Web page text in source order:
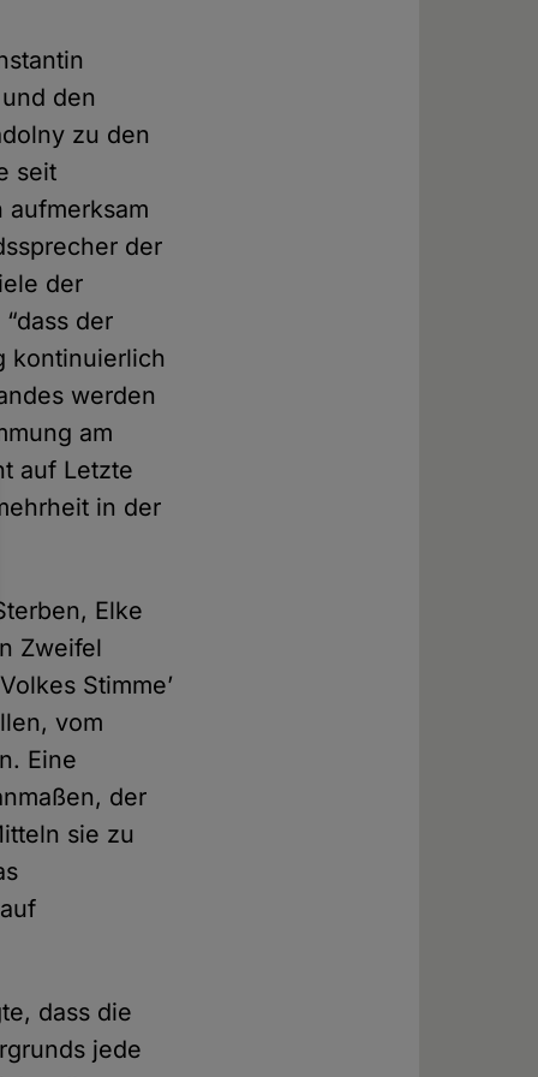
den
zu den
seit
aufmerksam
der
der
der
kontinuierlich
werden
am
auf Letzte
in der
Elke
Zweifel
Stimme’
vom
Eine
der
sie zu
dass die
jede